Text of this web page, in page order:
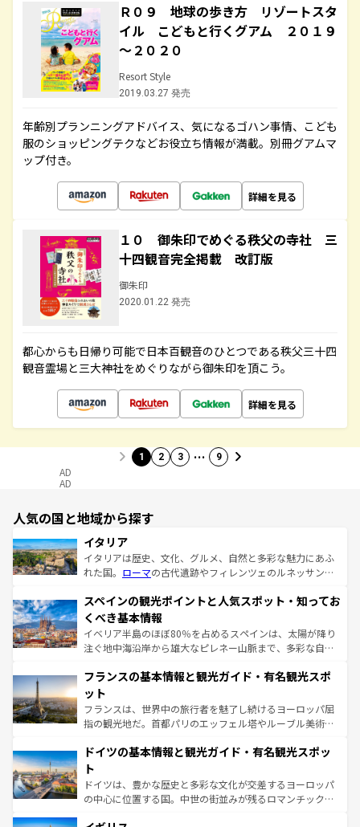
Ｒ０９ 地球の歩き方 リゾートスタ
イル こどもと行くグアム ２０１９
～２０２０
Resort Style
2019.03.27 発売
年齢別プランニングアドバイス、気になるゴハン事情、こども
服のショッピングテクなどお役立ち情報が満載。別冊グアムマ
ップ付き。
詳細を見る
１０ 御朱印でめぐる秩父の寺社 三
十四観音完全掲載 改訂版
御朱印
2020.01.22 発売
都心からも日帰り可能で日本百観音のひとつである秩父三十四
観音霊場と三大神社をめぐりながら御朱印を頂こう。
詳細を見る
1 2 3 … 9
AD
AD
人気の国と地域から探す
イタリア
イタリアは歴史、文化、グルメ、自然と多彩な魅力にあふ
れた国。 ローマの古代遺跡やフィレンツェのルネッサンス
ろん、トスカーナの美しい田園風景やアマルフィ海岸の絶
景など、自然景観も見逃せない。観光の合間には、本場の
ピザやパスタなど、絶品のイタリア料理を堪能することも
できる。朝目覚めてから夜眠るまで、すべての瞬間を楽し
なお、新着のイタリア情報はコンテンツ一覧を参照してほ
しい。
スペインの観光ポイントと人気スポット・知ってお
くべき基本情報
イベリア半島のほぼ80％を占めるスペインは、太陽が降り
注ぐ地中海沿岸から雄大なピレネー山脈まで、多彩な自然
文化が根付くこの国では、情熱的なフラメンコ、熱気あふ
れる闘牛、そして美味しいタパスが生活の一部となってい
る。首都マドリードの洗練された雰囲気や、バルセロナの
アートに溢れた街角から、地方では古代ローマ遺跡や中世
せる。地方によって風土や気候が異なるスペインはその個
ンテンツ一覧 を参照してほしい。
フランスの基本情報と観光ガイド・有名観光スポ
ット
フランスは、世界中の旅行者を魅了し続けるヨーロッパ屈
指の観光地だ。首都パリのエッフェル塔やルーブル美術館
で、幅広い魅力が詰まっている。華麗な宮殿、歴史的な大
聖堂、美しいビーチ、そして豊かな自然が、訪れる者を心
から魅了する。また、フランスは美食の国としても知ら
れ、フランス料理はユネスコ無形文化遺産にも登録されて
香り高いラベンダー畑など、多彩な楽しみ方が可能だ。さ
ドイツの基本情報と観光ガイド・有名観光スポッ
ト
ドイツは、豊かな歴史と多彩な文化が交差するヨーロッパ
の中心に位置する国。中世の街並みが残るロマンチック街